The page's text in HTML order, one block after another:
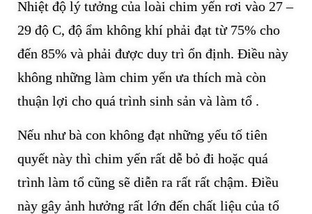
Nhiệt độ lý tưởng của loài chim yến rơi vào 27 –
29 độ C, độ ẩm không khí phải đạt từ 75% cho
đến 85% và phải được duy trì ổn định. Điều này
không những làm chim yến ưa thích mà còn
thuận lợi cho quá trình sinh sản và làm tổ .
Nếu như bà con không đạt những yếu tố tiên
quyết này thì chim yến rất dễ bỏ đi hoặc quá
trình làm tổ cũng sẽ diễn ra rất rất chậm. Điều
này gây ảnh hưởng rất lớn đến chất liệu của tổ